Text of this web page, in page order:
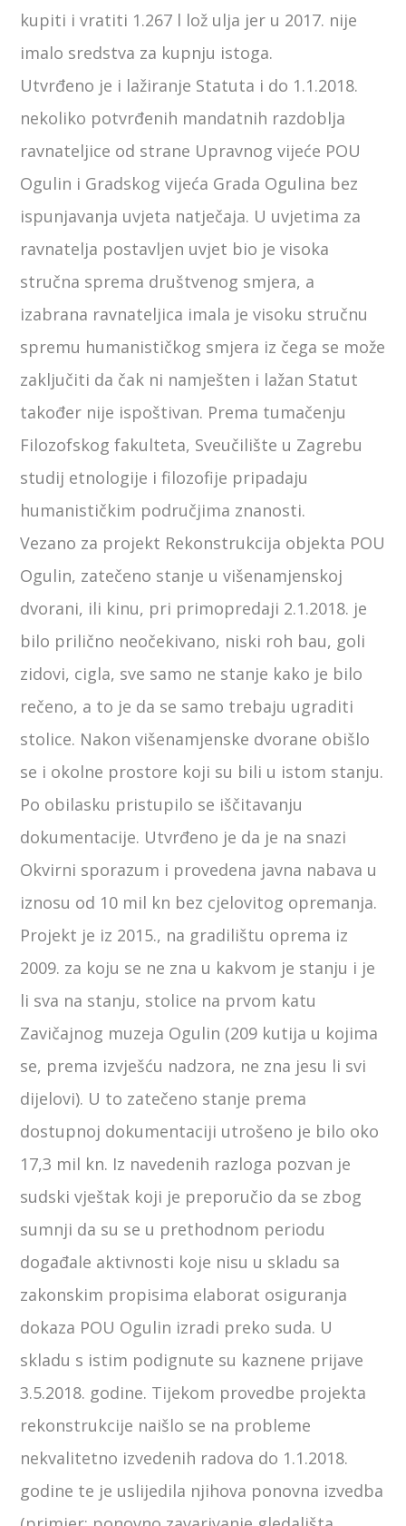
kupiti i vratiti 1.267 l lož ulja jer u 2017. nije
imalo sredstva za kupnju istoga.
Utvrđeno je i lažiranje Statuta i do 1.1.2018.
nekoliko potvrđenih mandatnih razdoblja
ravnateljice od strane Upravnog vijeće POU
Ogulin i Gradskog vijeća Grada Ogulina bez
ispunjavanja uvjeta natječaja. U uvjetima za
ravnatelja postavljen uvjet bio je visoka
stručna sprema društvenog smjera, a
izabrana ravnateljica imala je visoku stručnu
spremu humanističkog smjera iz čega se može
zaključiti da čak ni namješten i lažan Statut
također nije ispoštivan. Prema tumačenju
Filozofskog fakulteta, Sveučilište u Zagrebu
studij etnologije i filozofije pripadaju
humanističkim područjima znanosti.
Vezano za projekt Rekonstrukcija objekta POU
Ogulin, zatečeno stanje u višenamjenskoj
dvorani, ili kinu, pri primopredaji 2.1.2018. je
bilo prilično neočekivano, niski roh bau, goli
zidovi, cigla, sve samo ne stanje kako je bilo
rečeno, a to je da se samo trebaju ugraditi
stolice. Nakon višenamjenske dvorane obišlo
se i okolne prostore koji su bili u istom stanju.
Po obilasku pristupilo se iščitavanju
dokumentacije. Utvrđeno je da je na snazi
Okvirni sporazum i provedena javna nabava u
iznosu od 10 mil kn bez cjelovitog opremanja.
Projekt je iz 2015., na gradilištu oprema iz
2009. za koju se ne zna u kakvom je stanju i je
li sva na stanju, stolice na prvom katu
Zavičajnog muzeja Ogulin (209 kutija u kojima
se, prema izvješću nadzora, ne zna jesu li svi
dijelovi). U to zatečeno stanje prema
dostupnoj dokumentaciji utrošeno je bilo oko
17,3 mil kn. Iz navedenih razloga pozvan je
sudski vještak koji je preporučio da se zbog
sumnji da su se u prethodnom periodu
događale aktivnosti koje nisu u skladu sa
zakonskim propisima elaborat osiguranja
dokaza POU Ogulin izradi preko suda. U
skladu s istim podignute su kaznene prijave
3.5.2018. godine. Tijekom provedbe projekta
rekonstrukcije naišlo se na probleme
nekvalitetno izvedenih radova do 1.1.2018.
godine te je uslijedila njihova ponovna izvedba